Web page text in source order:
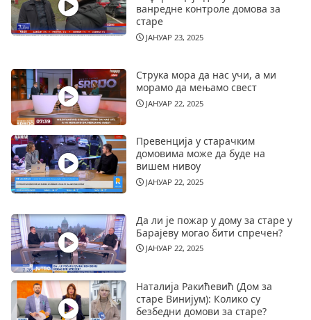
ванредне контроле домова за
старе
ЈАНУАР 23, 2025
Струка мора да нас учи, а ми
морамо да мењамо свест
ЈАНУАР 22, 2025
Превенција у старачким
домовима може да буде на
вишем нивоу
ЈАНУАР 22, 2025
Да ли је пожар у дому за старе у
Барајеву могао бити спречен?
ЈАНУАР 22, 2025
Наталија Ракићевић (Дом за
старе Винијум): Колико су
безбедни домови за старе?